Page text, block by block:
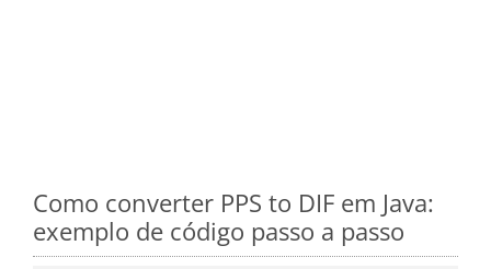
Como converter PPS to DIF em Java:
exemplo de código passo a passo